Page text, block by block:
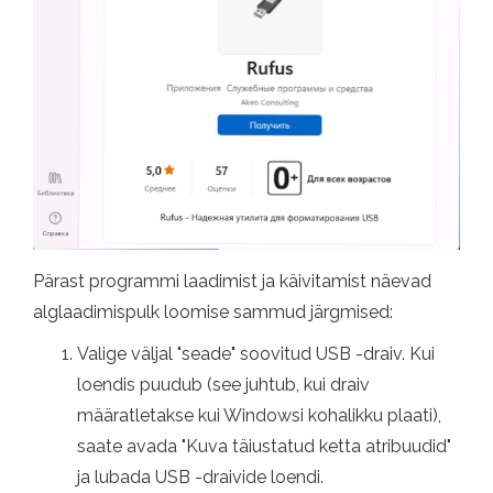
Pärast programmi laadimist ja käivitamist näevad
alglaadimispulk loomise sammud järgmised:
Valige väljal "seade" soovitud USB -draiv. Kui
loendis puudub (see juhtub, kui draiv
määratletakse kui Windowsi kohalikku plaati),
saate avada "Kuva täiustatud ketta atribuudid"
ja lubada USB -draivide loendi.